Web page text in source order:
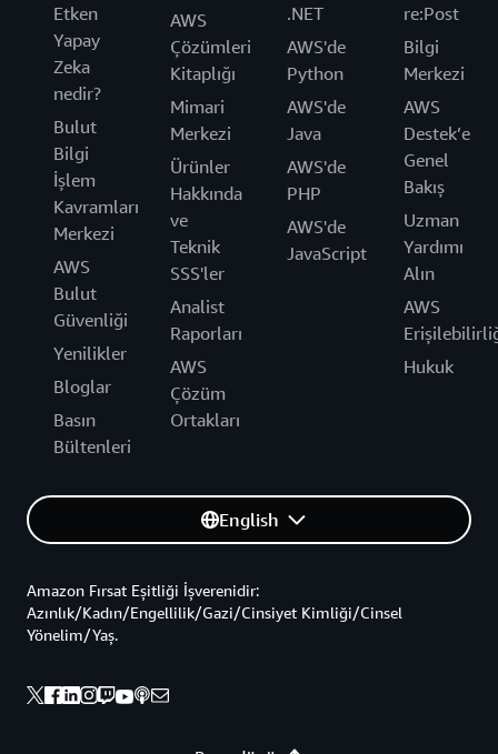
Etken
Yapay
Zeka
nedir?
Bulut
Bilgi
İşlem
Kavramları
Merkezi
AWS
Bulut
Güvenliği
Yenilikler
Bloglar
Basın
Bültenleri
AWS
Çözümleri
Kitaplığı
Mimari
Merkezi
Ürünler
Hakkında
ve
Teknik
SSS'ler
Analist
Raporları
AWS
Çözüm
Ortakları
.NET
AWS'de
Python
AWS'de
Java
AWS'de
PHP
AWS'de
JavaScript
re:Post
Bilgi
Merkezi
AWS
Destek’e
Genel
Bakış
Uzman
Yardımı
Alın
AWS
Hukuk
English
Amazon Fırsat Eşitliği İşverenidir:
Azınlık/Kadın/Engellilik/Gazi/Cinsiyet Kimliği/Cinsel
Yönelim/Yaş.